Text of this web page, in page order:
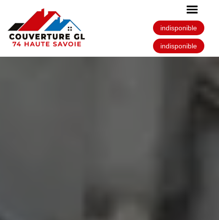
indisponible
indisponible